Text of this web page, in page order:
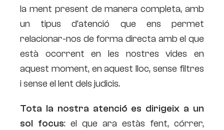
la ment present de manera completa, amb
un tipus d’atenció que ens permet
relacionar-nos de forma directa amb el que
està ocorrent en les nostres vides en
aquest moment, en aquest lloc, sense filtres
i sense el lent dels judicis.
Tota la nostra atenció es dirigeix a un
sol focus: el que ara estàs fent, córrer,